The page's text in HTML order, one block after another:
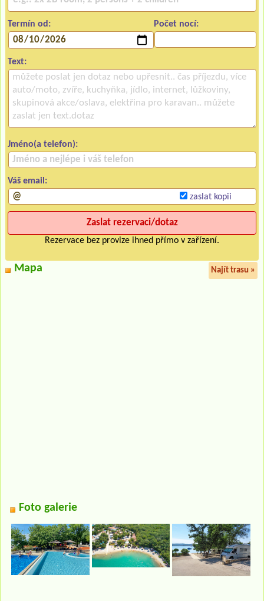
Termín od: Počet nocí:
Text:
Jméno(a telefon):
Váš email:
zaslat kopii
Rezervace bez provize ihned přímo v zařízení.
Mapa Najít trasu »
Foto galerie